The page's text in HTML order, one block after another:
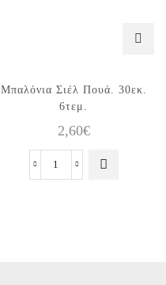
Μπαλόνια Σιέλ Πουά. 30εκ.
6τεμ.
2,60€
Μπαλόνια